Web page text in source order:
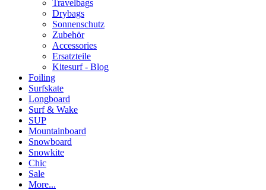
Travelbags
Drybags
Sonnenschutz
Zubehör
Accessories
Ersatzteile
Kitesurf - Blog
Foiling
Surfskate
Longboard
Surf & Wake
SUP
Mountainboard
Snowboard
Snowkite
Chic
Sale
More...